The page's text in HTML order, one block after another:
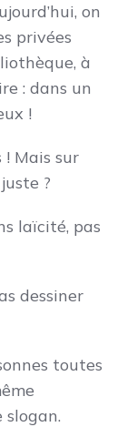
on
privées
à
: dans un
!
! Mais sur
?
laïcité, pas
dessiner
toutes